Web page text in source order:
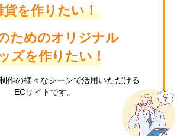
貨を作りたい！
ためのオリジナル
ズを作りたい！
作の様々なシーンで活用いただける
ECサイトです。